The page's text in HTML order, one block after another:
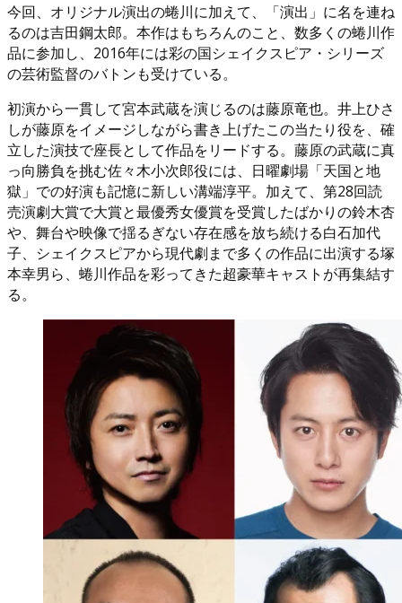
今回、オリジナル演出の蜷川に加えて、「演出」に名を連ね
るのは吉田鋼太郎。本作はもちろんのこと、数多くの蜷川作
品に参加し、2016年には彩の国シェイクスピア・シリーズ
の芸術監督のバトンも受けている。
初演から一貫して宮本武蔵を演じるのは藤原竜也。井上ひさ
しが藤原をイメージしながら書き上げたこの当たり役を、確
立した演技で座長として作品をリードする。藤原の武蔵に真
っ向勝負を挑む佐々木小次郎役には、日曜劇場「天国と地
獄」での好演も記憶に新しい溝端淳平。加えて、第28回読
売演劇大賞で大賞と最優秀女優賞を受賞したばかりの鈴木杏
や、舞台や映像で揺るぎない存在感を放ち続ける白石加代
子、シェイクスピアから現代劇まで多くの作品に出演する塚
本幸男ら、蜷川作品を彩ってきた超豪華キャストが再集結す
る。